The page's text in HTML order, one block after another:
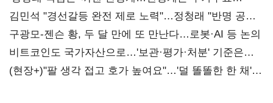
때리기
김민석 "경선갈등 완전 제로 노력"…정청래 "반명 공세
사과부터"
구광모-젠슨 황, 두 달 만에 또 만난다…로봇·AI 등 논의
비트코인도 국가자산으로…'보관·평가·처분' 기준은
숙제
(현장+)"팔 생각 접고 호가 높여요"…'덜 똘똘한 한 채'